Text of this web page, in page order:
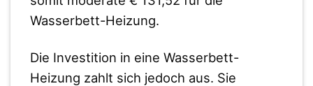
Wasserbett-Heizung.
Die Investition in eine Wasserbett-
Heizung zahlt sich jedoch aus. Sie